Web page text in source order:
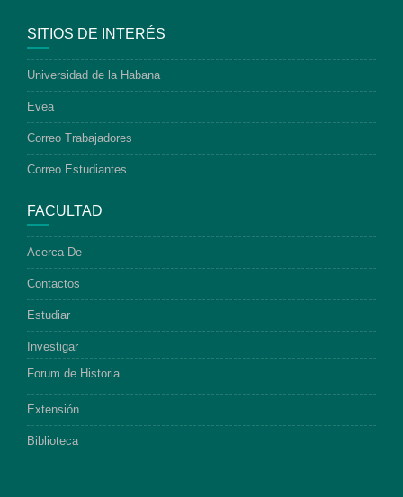
SITIOS DE INTERÉS
Universidad de la Habana
Evea
Correo Trabajadores
Correo Estudiantes
FACULTAD
Acerca De
Contactos
Estudiar
Investigar
Forum de Historia
Extensión
Biblioteca